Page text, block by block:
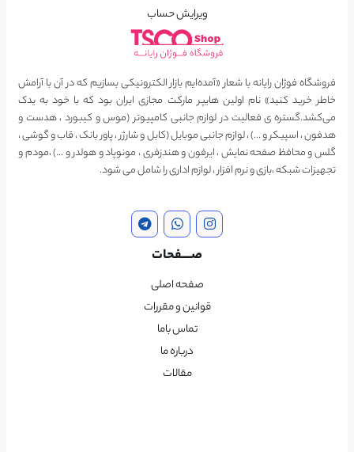
ویرایش حساب
فروشگاه فوژان رایانه با شعار «آمده‌ایم بازار الکترونیکی بسازیم که در آن با آرامش
خاطر خرید کنید» نام اولین هایپر مارکت مجازی ایران بود که با خود به یدک
می‌کشد.گستره ی فعالیت در لوازم جانبی کامپیوتر (موس و کیبورد ، هدست و
هدفون ، اسپیکر و …) ، لوازم جانبی موبایل (کابل و شارژر ، پاور بانک ، قاب و گوشی ،
گلس و محافظ صفحه نمایش ، ایرفون و هندزفری ، مونوپاد و هولدر و …) ،مودم و
تجهیزات شبکه ،بازی و نرم افزار ، لوازم اداری را شامل می شود.
صــــفحات
صفحه اصلی
قوانین و مقررات
تماس باما
درباره ما
مقالات